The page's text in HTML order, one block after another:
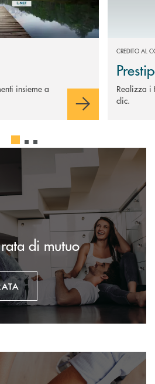
insieme a
CREDITO AL
Realizza i
clic.
di mutuo